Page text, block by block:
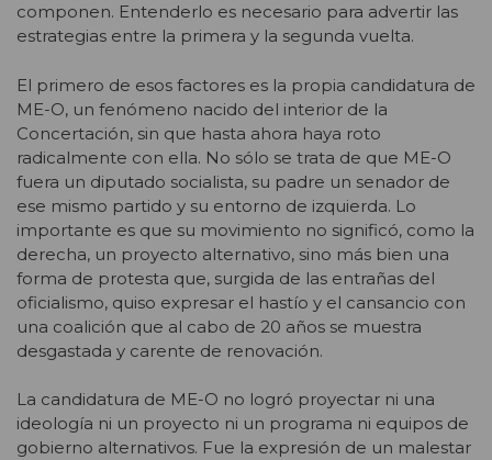
componen. Entenderlo es necesario para advertir las
estrategias entre la primera y la segunda vuelta.
El primero de esos factores es la propia candidatura de
ME-O, un fenómeno nacido del interior de la
Concertación, sin que hasta ahora haya roto
radicalmente con ella. No sólo se trata de que ME-O
fuera un diputado socialista, su padre un senador de
ese mismo partido y su entorno de izquierda. Lo
importante es que su movimiento no significó, como la
derecha, un proyecto alternativo, sino más bien una
forma de protesta que, surgida de las entrañas del
oficialismo, quiso expresar el hastío y el cansancio con
una coalición que al cabo de 20 años se muestra
desgastada y carente de renovación.
La candidatura de ME-O no logró proyectar ni una
ideología ni un proyecto ni un programa ni equipos de
gobierno alternativos. Fue la expresión de un malestar